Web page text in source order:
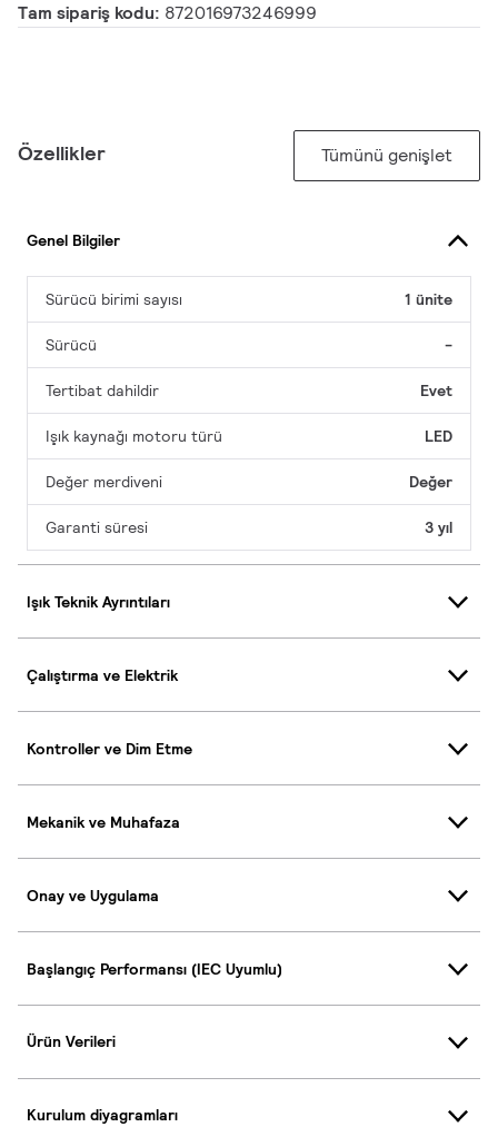
Tam sipariş kodu: 872016973246999
Özellikler Tümünü genişlet
Genel Bilgiler
Sürücü birimi sayısı 1 ünite
Sürücü -
Tertibat dahildir Evet
Işık kaynağı motoru türü LED
Değer merdiveni Değer
Garanti süresi 3 yıl
Işık Teknik Ayrıntıları
Çalıştırma ve Elektrik
Kontroller ve Dim Etme
Mekanik ve Muhafaza
Onay ve Uygulama
Başlangıç Performansı (IEC Uyumlu)
Ürün Verileri
Kurulum diyagramları